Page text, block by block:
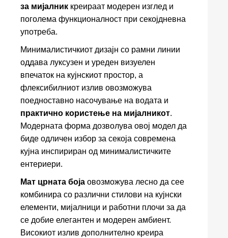
за мијалник креираат модерен изглед и
поголема функционалност при секојдневна
употреба.
Минималистичкиот дизајн со рамни линии
оддава луксузен и уреден визуелен
впечаток на кујнскиот простор, а
флексибилниот излив овозможува
поедноставно насочување на водата и
практично користење на мијалникот.
Модерната форма дозволува овој модел да
биде одличен избор за секоја современа
кујна инспириран од минималистичките
ентериери.
Мат црната боја овозможува лесно да сее
комбинира со различни стилови на кујнски
елементи, мијалници и работни плочи за да
се добие елегантен и модерен амбиент.
Високиот излив дополнително креира